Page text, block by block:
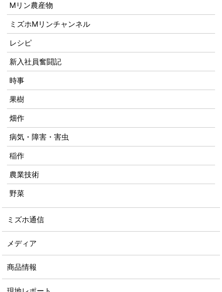
Mリン農産物
ミズホMリンチャンネル
レシピ
新入社員奮闘記
時事
果樹
畑作
病気・障害・害虫
稲作
農業技術
野菜
ミズホ通信
メディア
商品情報